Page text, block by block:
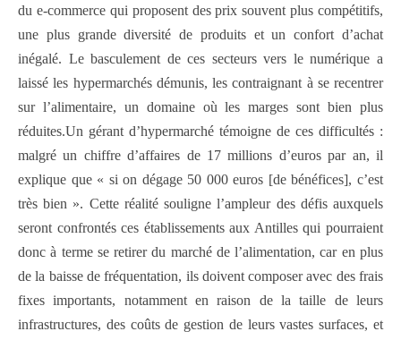
du e-commerce qui proposent des prix souvent plus compétitifs,
une plus grande diversité de produits et un confort d’achat
inégalé. Le basculement de ces secteurs vers le numérique a
laissé les hypermarchés démunis, les contraignant à se recentrer
sur l’alimentaire, un domaine où les marges sont bien plus
réduites.Un gérant d’hypermarché témoigne de ces difficultés :
malgré un chiffre d’affaires de 17 millions d’euros par an, il
explique que « si on dégage 50 000 euros [de bénéfices], c’est
très bien ». Cette réalité souligne l’ampleur des défis auxquels
seront confrontés ces établissements aux Antilles qui pourraient
donc à terme se retirer du marché de l’alimentation, car en plus
de la baisse de fréquentation, ils doivent composer avec des frais
fixes importants, notamment en raison de la taille de leurs
infrastructures, des coûts de gestion de leurs vastes surfaces, et